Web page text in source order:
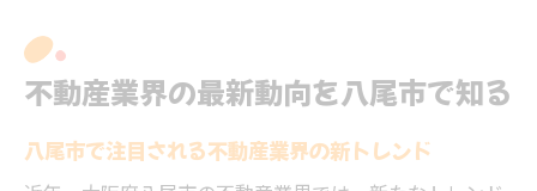
不動産業界の最新動向を八尾市で知る
八尾市で注目される不動産業界の新トレンド